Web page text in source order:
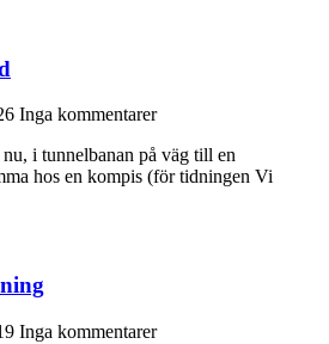
Inga kommentarer
i tunnelbanan på väg till en
hos en kompis (för tidningen Vi
Inga kommentarer